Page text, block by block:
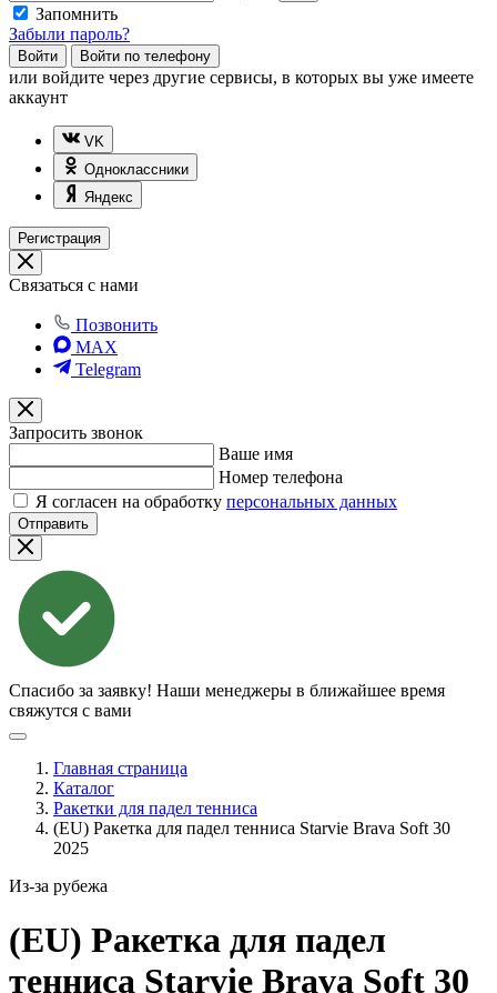
Запомнить
Забыли пароль?
Войти Войти по телефону
или войдите через другие сервисы, в которых вы уже имеете
аккаунт
VK
Одноклассники
Яндекс
Регистрация
Связаться с нами
Позвонить
MAX
Telegram
Запросить звонок
Ваше имя
Номер телефона
Я согласен на обработку персональных данных
Отправить
Спасибо за заявку! Наши менеджеры в ближайшее время
свяжутся с вами
Главная страница
Каталог
Ракетки для падел тенниса
(EU) Ракетка для падел тенниса Starvie Brava Soft 30
2025
Из-за рубежа
(EU) Ракетка для падел
тенниса Starvie Brava Soft 30